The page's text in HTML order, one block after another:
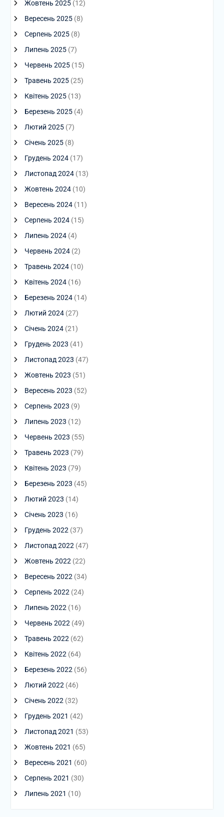
Жовтень 2025(12)
Вересень 2025(8)
Серпень 2025(8)
Липень 2025(7)
Червень 2025(15)
Травень 2025(25)
Квітень 2025(13)
Березень 2025(4)
Лютий 2025(7)
Січень 2025(8)
Грудень 2024(17)
Листопад 2024(13)
Жовтень 2024(10)
Вересень 2024(11)
Серпень 2024(15)
Липень 2024(4)
Червень 2024(2)
Травень 2024(10)
Квітень 2024(16)
Березень 2024(14)
Лютий 2024(27)
Січень 2024(21)
Грудень 2023 (41)
Листопад 2023 (47)
Жовтень 2023 (51)
Вересень 2023 (52)
Серпень 2023 (9)
Липень 2023 (12)
Червень 2023 (55)
Травень 2023 (79)
Квітень 2023 (79)
Березень 2023 (45)
Лютий 2023 (14)
Січень 2023 (16)
Грудень 2022 (37)
Листопад 2022 (47)
Жовтень 2022 (22)
Вересень 2022 (34)
Серпень 2022 (24)
Липень 2022 (16)
Червень 2022 (49)
Травень 2022 (62)
Квітень 2022 (64)
Березень 2022 (56)
Лютий 2022 (46)
Січень 2022 (32)
Грудень 2021 (42)
Листопад 2021 (53)
Жовтень 2021 (65)
Вересень 2021 (60)
Серпень 2021 (30)
Липень 2021 (10)